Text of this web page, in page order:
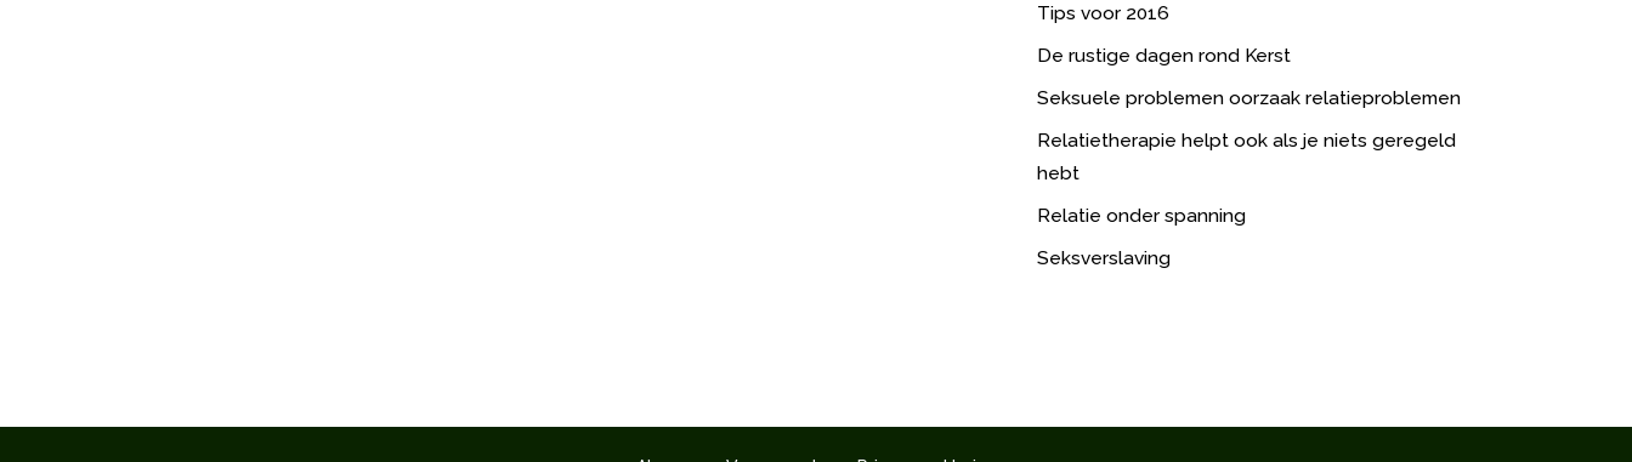
Tips voor 2016
De rustige dagen rond Kerst
Seksuele problemen oorzaak relatieproblemen
Relatietherapie helpt ook als je niets geregeld
hebt
Relatie onder spanning
Seksverslaving